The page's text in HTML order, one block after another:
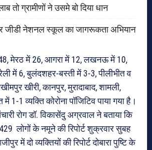
तो ग्रामीणों ने उसमे बो दिया धान
जीडी नेशनल स्कूल का जागरूकता अभियान
मेरठ में 26, आगरा में 12, लखनऊ में 10,
में 6, बुलंदशहर-बस्ती में 3-3, पीलीभीत व
खीरी, कानपुर, मुरादाबाद, शामली,
1-1 व्यक्ति कोरोना पॉजिटिव पाया गया है।
रोग डॉ. विकासेंदु अग्रवाल ने बताया कि
लोगों के नमूने की रिपोर्ट शुक्रवार सुबह
में दो व्यक्तियों की रिपोर्ट दोबारा पुष्टि के